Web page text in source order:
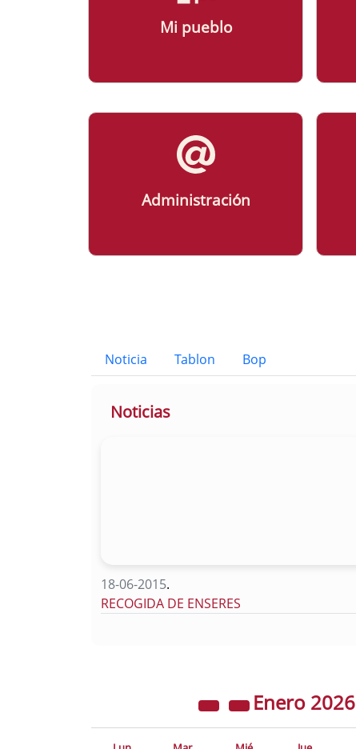
Mi pueblo
Administración
Noticia Tablon Bop
Button
Noticias
18-06-2015.
RECOGIDA DE ENSERES
Enero 2026